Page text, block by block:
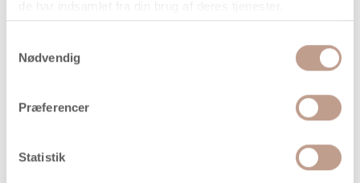
Nødvendig
Præferencer
Statistik
Bestillingsvare
Handelsbetingelser
Selvklæbende klistermærker af plast til dekoration af kort,